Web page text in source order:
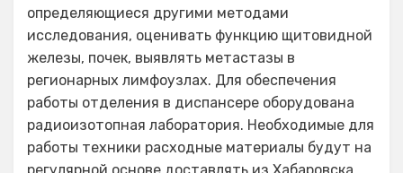
определяющиеся другими методами
исследования, оценивать функцию щитовидной
железы, почек, выявлять метастазы в
регионарных лимфоузлах. Для обеспечения
работы отделения в диспансере оборудована
радиоизотопная лаборатория. Необходимые для
работы техники расходные материалы будут на